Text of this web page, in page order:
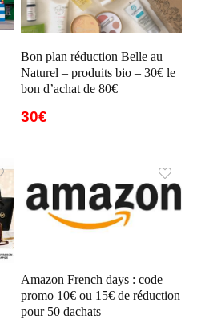
Bon plan réduction Belle au
Naturel – produits bio – 30€ le
bon d’achat de 80€
30€
Amazon French days : code
promo 10€ ou 15€ de réduction
pour 50 dachats